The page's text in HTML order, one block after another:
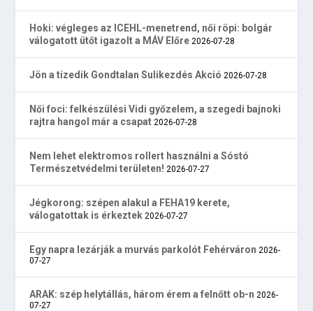
Hoki: végleges az ICEHL-menetrend, női röpi: bolgár
válogatott ütőt igazolt a MÁV Előre 2026-07-28
Jön a tizedik Gondtalan Sulikezdés Akció 2026-07-28
Női foci: felkészülési Vidi győzelem, a szegedi bajnoki
rajtra hangol már a csapat 2026-07-28
Nem lehet elektromos rollert használni a Sóstó
Természetvédelmi területen! 2026-07-27
Jégkorong: szépen alakul a FEHA19 kerete,
válogatottak is érkeztek 2026-07-27
Egy napra lezárják a murvás parkolót Fehérváron 2026-
07-27
ARAK: szép helytállás, három érem a felnőtt ob-n 2026-
07-27